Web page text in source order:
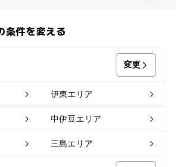
条件を変える
変更
伊東エリア
中伊豆エリア
三島エリア